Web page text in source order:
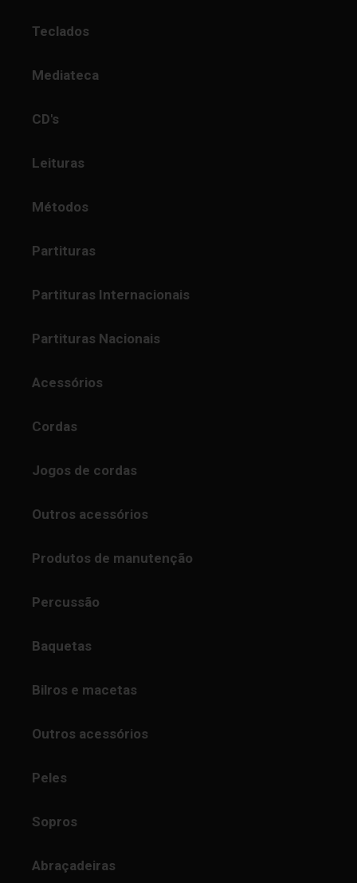
Teclados
Mediateca
CD's
Leituras
Métodos
Partituras
Partituras Internacionais
Partituras Nacionais
Acessórios
Cordas
Jogos de cordas
Outros acessórios
Produtos de manutenção
Percussão
Baquetas
Bilros e macetas
Outros acessórios
Peles
Sopros
Abraçadeiras